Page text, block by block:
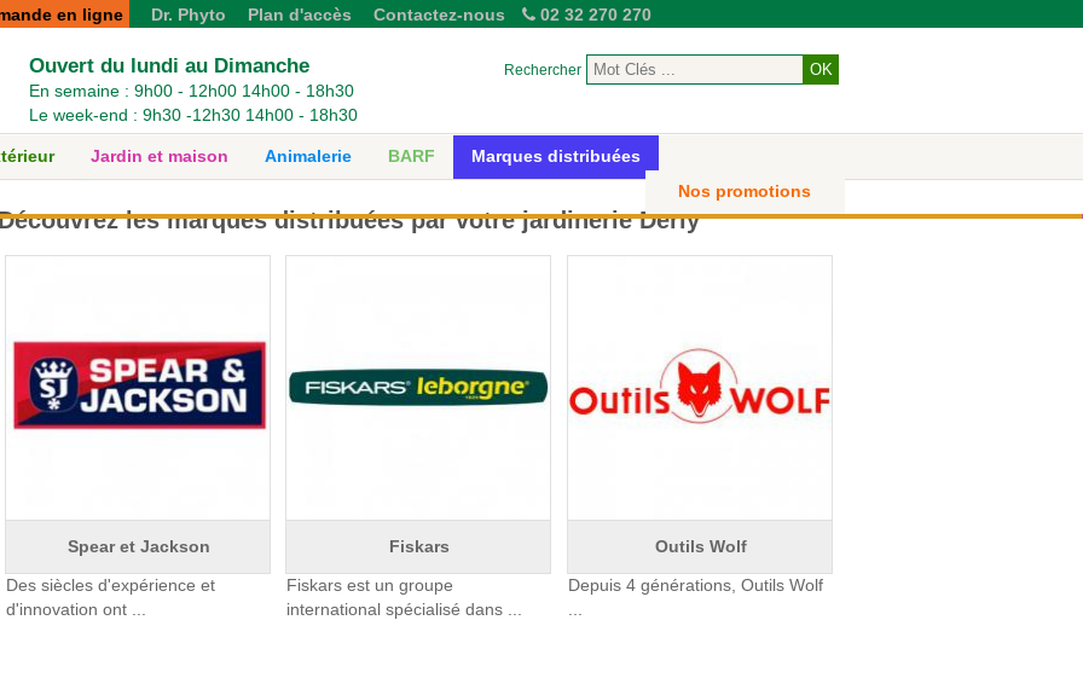
en ligne Dr. Phyto Plan d'accès Contactez-nous
02 32 270 270
Ouvert du lundi au Dimanche
En semaine : 9h00 - 12h00 14h00 - 18h30
Le week-end : 9h30 -12h30 14h00 - 18h30
Rechercher
Jardin et maison Animalerie BARF
Marques distribuées
Nos promotions
les marques distribuées par votre jardinerie Derly
Spear et Jackson
Des siècles d'expérience et
d'innovation ont ...
Fiskars
Fiskars est un groupe
international spécialisé dans ...
Outils Wolf
Depuis 4 générations, Outils Wolf